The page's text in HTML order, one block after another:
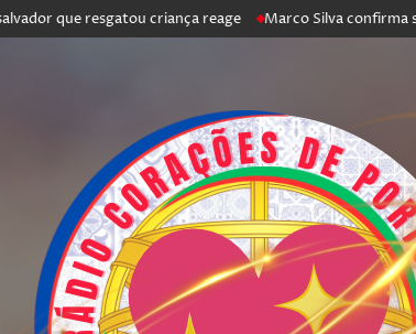
que resgatou criança reage Marco Silva confirma